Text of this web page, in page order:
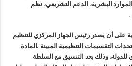
الموارد البشرية، الدعم التشريعي، نظم
.
على أن يصدر رئيس الجهاز المركزي للتنظيم
التقسيمات التنظيمية المبينة بالمادة
للدولة، وذلك بعد التنسيق مع السلطة